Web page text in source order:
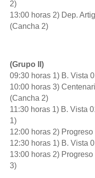
2)
13:00 horas 2) Dep.
(Cancha 2)
(Grupo II)
09:30 horas 1) B. Vista
10:00 horas 3)
(Cancha 2)
11:30 horas 1) B. Vista
1)
12:00 horas 2)
12:30 horas 1) B. Vista
13:00 horas 2)
3)